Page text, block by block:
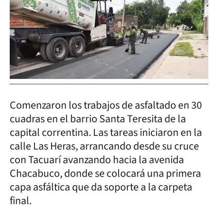
Comenzaron los trabajos de asfaltado en 30
cuadras en el barrio Santa Teresita de la
capital correntina. Las tareas iniciaron en la
calle Las Heras, arrancando desde su cruce
con Tacuarí avanzando hacia la avenida
Chacabuco, donde se colocará una primera
capa asfáltica que da soporte a la carpeta
final.